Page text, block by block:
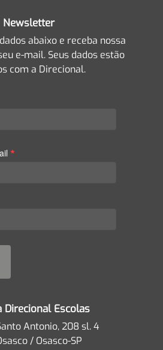
Newsletter
abaixo e receba nossa
e-mail. Seus dados estão
com a Direcional.
*
Direcional Escolas
Antonio, 208 sl. 4
/ Osasco-SP